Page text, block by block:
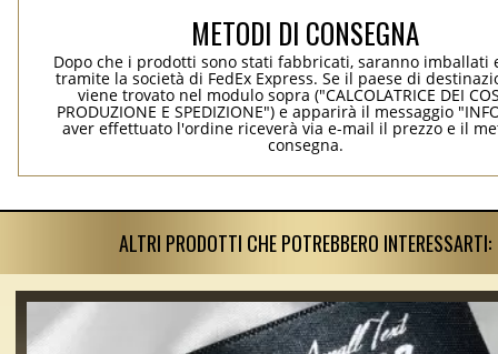
METODI DI CONSEGNA
Dopo che i prodotti sono stati fabbricati, saranno imballati
tramite la società di FedEx Express. Se il paese di
viene trovato nel modulo sopra ("CALCOLATRICE DEI
PRODUZIONE E SPEDIZIONE") e apparirà il messaggio
aver effettuato l'ordine riceverà via e-mail il prezzo e il
consegna.
ALTRI PRODOTTI CHE POTREBBERO INTERESSARTI: